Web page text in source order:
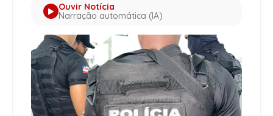
Ouvir Notícia
Narração automática (IA)